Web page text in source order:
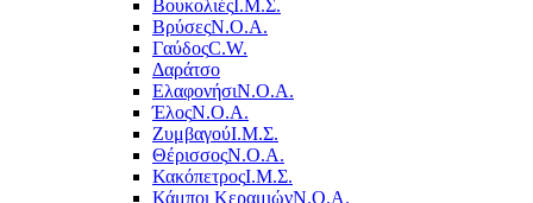
ΒουκολιέςΙ.Μ.Σ.
ΒρύσεςΝ.Ο.Α.
ΓαύδοςC.W.
Δαράτσο
ΕλαφονήσιΝ.Ο.Α.
ΈλοςΝ.Ο.Α.
ΖυμβαγούΙ.Μ.Σ.
ΘέρισσοςΝ.Ο.Α.
ΚακόπετροςΙ.Μ.Σ.
Κάμποι ΚεραμιώνΝ.Ο.Α.